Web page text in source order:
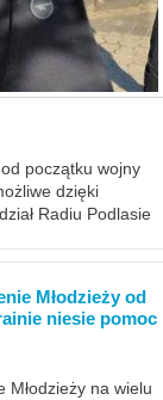
początku wojny
dzięki
Radiu Podlasie
Młodzieży od
niesie pomoc
Młodzieży na wielu